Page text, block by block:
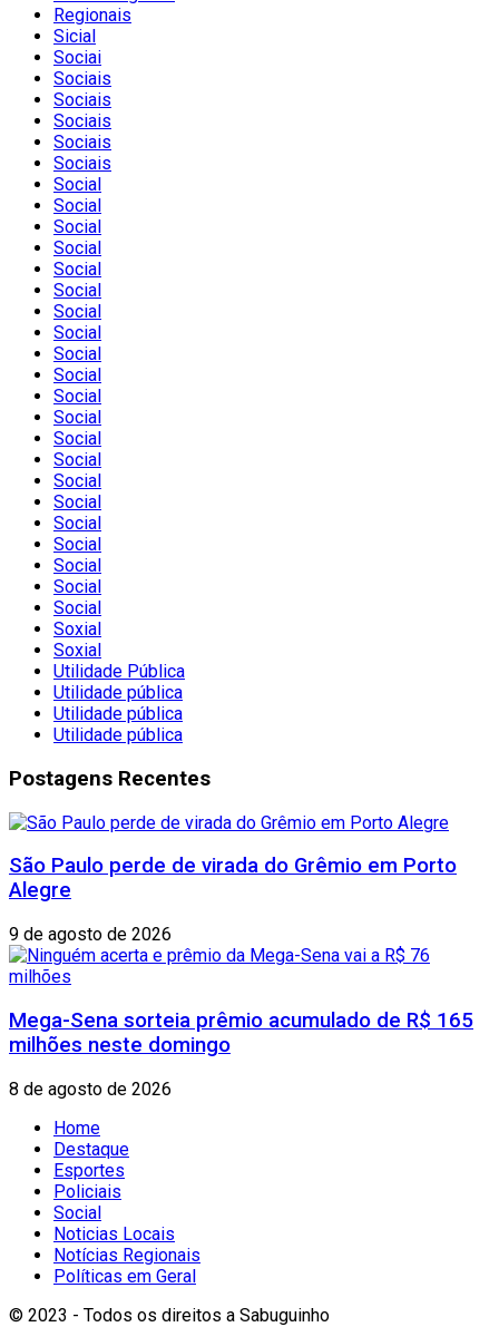
Regionais
Sicial
Sociai
Sociais
Sociais
Sociais
Sociais
Sociais
Social
Social
Social
Social
Social
Social
Social
Social
Social
Social
Social
Social
Social
Social
Social
Social
Social
Social
Social
Social
Social
Soxial
Soxial
Utilidade Pública
Utilidade pública
Utilidade pública
Utilidade pública
Postagens Recentes
São Paulo perde de virada do Grêmio em Porto
Alegre
9 de agosto de 2026
Mega-Sena sorteia prêmio acumulado de R$ 165
milhões neste domingo
8 de agosto de 2026
Home
Destaque
Esportes
Policiais
Social
Noticias Locais
Notícias Regionais
Políticas em Geral
© 2023 - Todos os direitos a Sabuguinho